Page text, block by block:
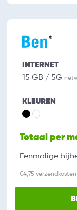
INTERNET
15 GB / 5G
KLEUREN
Totaal per
Eenmalige
€4,75